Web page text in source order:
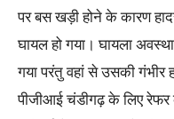
पर बस खड़ी होने के कारण
घायल हो गया। घायला
गया परंतु वहां से उसकी
पीजीआई चंडीगढ़ के लिए रेफर